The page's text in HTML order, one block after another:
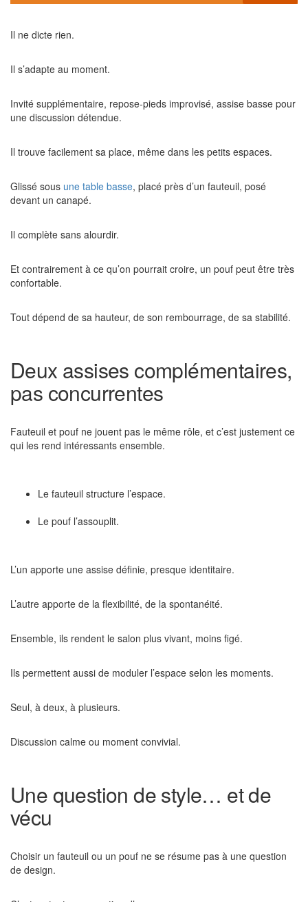
Il ne dicte rien.
Il s’adapte au moment.
Invité supplémentaire, repose-pieds improvisé, assise basse pour
une discussion détendue.
Il trouve facilement sa place, même dans les petits espaces.
Glissé sous une table basse, placé près d’un fauteuil, posé
devant un canapé.
Il complète sans alourdir.
Et contrairement à ce qu’on pourrait croire, un pouf peut être très
confortable.
Tout dépend de sa hauteur, de son rembourrage, de sa stabilité.
Deux assises complémentaires,
pas concurrentes
Fauteuil et pouf ne jouent pas le même rôle, et c’est justement ce
qui les rend intéressants ensemble.
Le fauteuil structure l’espace.
Le pouf l’assouplit.
L’un apporte une assise définie, presque identitaire.
L’autre apporte de la flexibilité, de la spontanéité.
Ensemble, ils rendent le salon plus vivant, moins figé.
Ils permettent aussi de moduler l’espace selon les moments.
Seul, à deux, à plusieurs.
Discussion calme ou moment convivial.
Une question de style… et de
vécu
Choisir un fauteuil ou un pouf ne se résume pas à une question
de design.